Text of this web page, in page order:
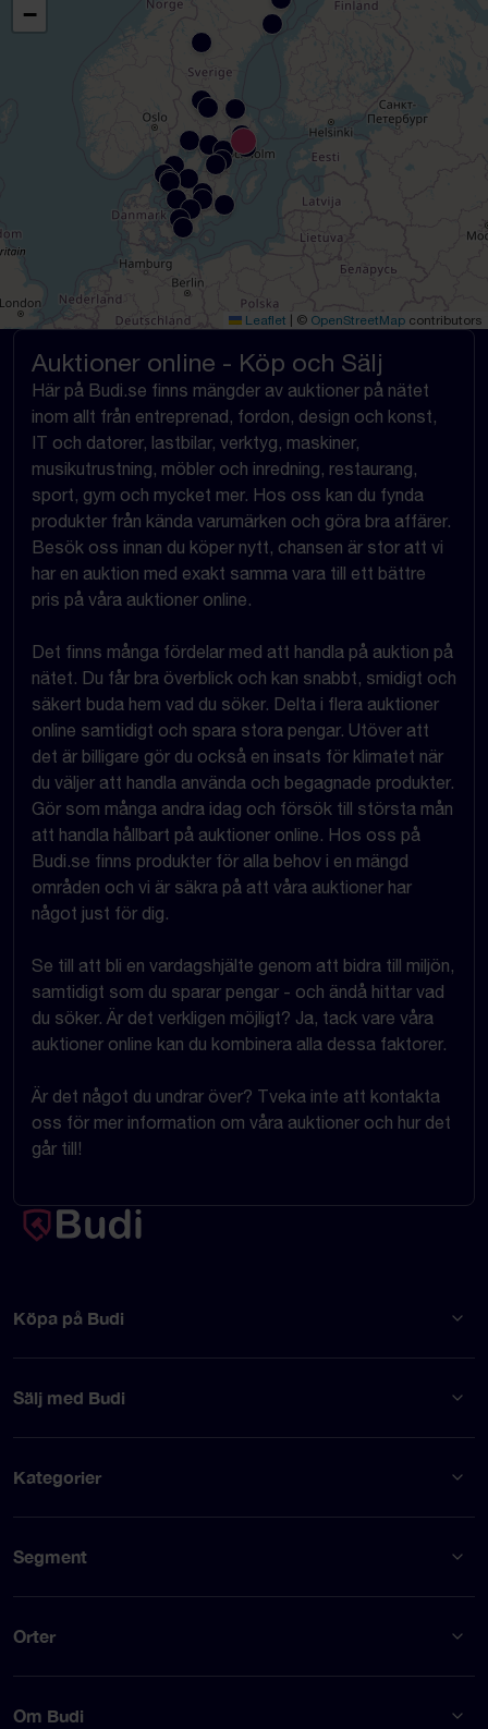
−
Leaflet © OpenStreetMap contributors
Auktioner online - Köp och Sälj
Här på Budi.se finns mängder av auktioner på nätet
inom allt från entreprenad, fordon, design och konst,
IT och datorer, lastbilar, verktyg, maskiner,
musikutrustning, möbler och inredning, restaurang,
sport, gym och mycket mer. Hos oss kan du fynda
produkter från kända varumärken och göra bra affärer.
Besök oss innan du köper nytt, chansen är stor att vi
har en auktion med exakt samma vara till ett bättre
pris på våra auktioner online.
Det finns många fördelar med att handla på auktion på
nätet. Du får bra överblick och kan snabbt, smidigt och
säkert buda hem vad du söker. Delta i flera auktioner
online samtidigt och spara stora pengar. Utöver att
det är billigare gör du också en insats för klimatet när
du väljer att handla använda och begagnade produkter.
Gör som många andra idag och försök till största mån
att handla hållbart på auktioner online. Hos oss på
Budi.se finns produkter för alla behov i en mängd
områden och vi är säkra på att våra auktioner har
något just för dig.
Se till att bli en vardagshjälte genom att bidra till miljön,
samtidigt som du sparar pengar - och ändå hittar vad
du söker. Är det verkligen möjligt? Ja, tack vare våra
auktioner online kan du kombinera alla dessa faktorer.
Är det något du undrar över? Tveka inte att kontakta
oss för mer information om våra auktioner och hur det
går till!
Köpa på Budi
Sälj med Budi
Kategorier
Segment
Orter
Om Budi